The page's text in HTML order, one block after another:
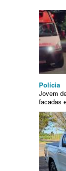
Polícia
Jovem
facadas